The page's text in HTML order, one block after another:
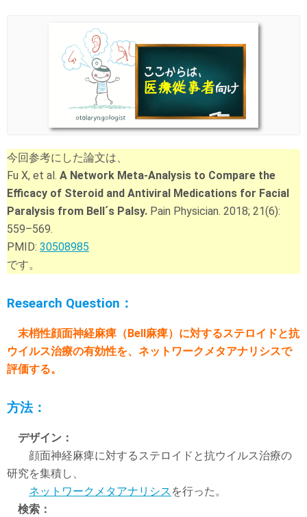
今回参考にした論文は、
Fu X, et al. A Network Meta-Analysis to Compare the
Efficacy of Steroid and Antiviral Medications for Facial
Paralysis from Bell´s Palsy. Pain Physician. 2018; 21(6):
559–569.
PMID: 30508985
です。
Research Question：
末梢性顔面神経麻痺（Bell麻痺）に対するステロイドと抗
ウイルス治療の有効性を、ネットワークメタアナリシスで
評価する。
方法：
デザイン：
顔面神経麻痺に対するステロイドと抗ウイルス治療の
研究を集積し、
ネットワークメタアナリシス を行った。
検索：